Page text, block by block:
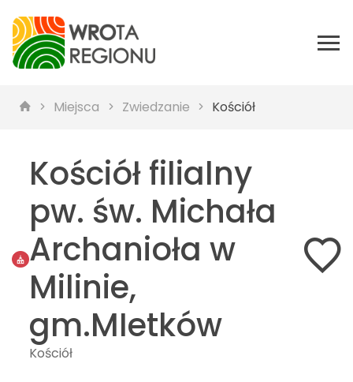
Miejsca Zwiedzanie Kościół
Kościół filialny
pw. św. Michała
Archanioła w
Milinie,
gm.MIetków
Kościół